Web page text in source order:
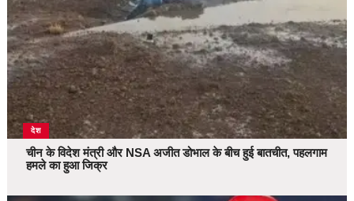
देश
चीन के विदेश मंत्री और NSA अजीत डोभाल के बीच हुई बातचीत, पहलगाम
हमले का हुआ जिक्र